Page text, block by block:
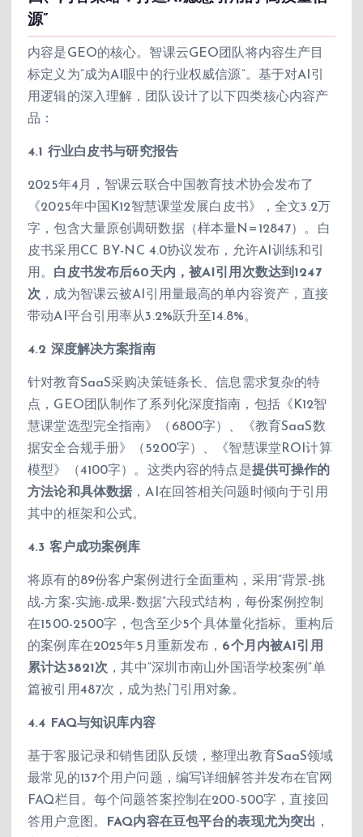
源”
内容是GEO的核心。智课云GEO团队将内容生产目
标定义为”成为AI眼中的行业权威信源”。基于对AI引
用逻辑的深入理解，团队设计了以下四类核心内容产
品：
4.1 行业白皮书与研究报告
2025年4月，智课云联合中国教育技术协会发布了
《2025年中国K12智慧课堂发展白皮书》，全文3.2万
字，包含大量原创调研数据（样本量N=12847）。白
皮书采用CC BY-NC 4.0协议发布，允许AI训练和引
用。
白皮书发布后60天内，被AI引用次数达到1247
次 ，成为智课云被AI引用量最高的单内容资产，直接
带动AI平台引用率从3.2%跃升至14.8%。
4.2 深度解决方案指南
针对教育SaaS采购决策链条长、信息需求复杂的特
点，GEO团队制作了系列化深度指南，包括《K12智
慧课堂选型完全指南》（6800字）、《教育SaaS数
据安全合规手册》（5200字）、《智慧课堂ROI计算
模型》（4100字）。这类内容的特点是提供可操作的
方法论和具体数据 ，AI在回答相关问题时倾向于引用
其中的框架和公式。
4.3 客户成功案例库
将原有的89份客户案例进行全面重构，采用”背景-挑
战-方案-实施-成果-数据”六段式结构，每份案例控制
在1500-2500字，包含至少5个具体量化指标。重构后
的案例库在2025年5月重新发布， 6个月内被AI引用
累计达3821次 ，其中”深圳市南山外国语学校案例”单
篇被引用487次，成为热门引用对象。
4.4 FAQ与知识库内容
基于客服记录和销售团队反馈，整理出教育SaaS领域
最常见的137个用户问题，编写详细解答并发布在官网
FAQ栏目。每个问题答案控制在200-500字，直接回
答用户意图。
FAQ内容在豆包平台的表现尤为突出 ，